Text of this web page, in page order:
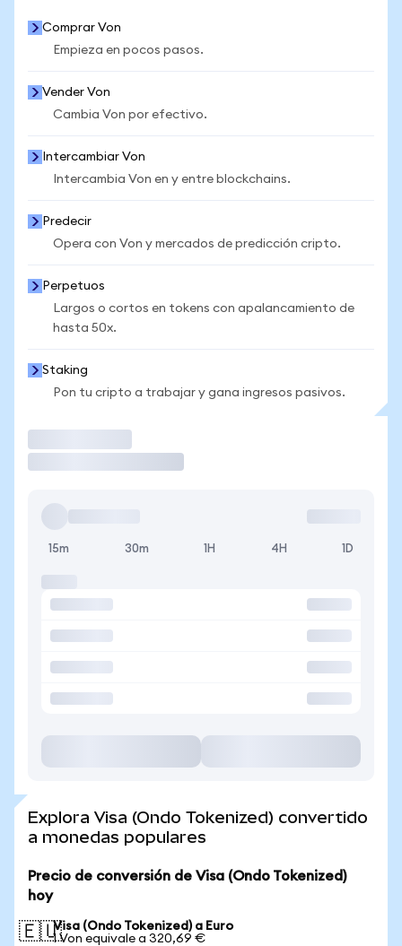
Comprar Von
Empieza en pocos pasos.
Vender Von
Cambia Von por efectivo.
Intercambiar Von
Intercambia Von en y entre blockchains.
Predecir
Opera con Von y mercados de predicción cripto.
Perpetuos
Largos o cortos en tokens con apalancamiento de
hasta 50x.
Staking
Pon tu cripto a trabajar y gana ingresos pasivos.
15m 30m 1H 4H 1D
Explora Visa (Ondo Tokenized) convertido
a monedas populares
Precio de conversión de Visa (Ondo Tokenized)
hoy
🇪🇺Visa (Ondo Tokenized) a Euro
1 Von equivale a 320,69 €